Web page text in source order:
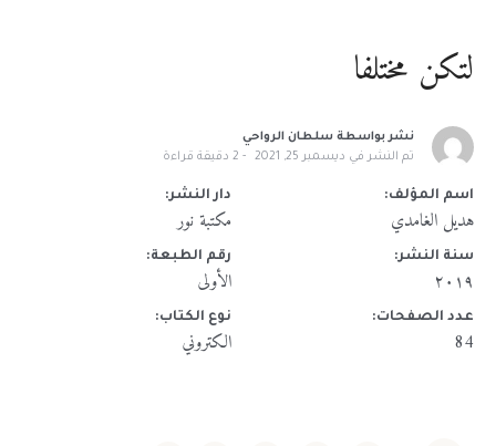
لتكن مختلفا
نشر بواسطة سلطان الرواحي
تم النشر في ديسمبر 25, 2021 2 دقيقة قراءة
اسم المؤلف:
هديل الغامدي
دار النشر:
مكتبة نور
سنة النشر:
٢٠١٩
رقم الطبعة:
الأولى
عدد الصفحات:
84
نوع الكتاب:
الكتروني